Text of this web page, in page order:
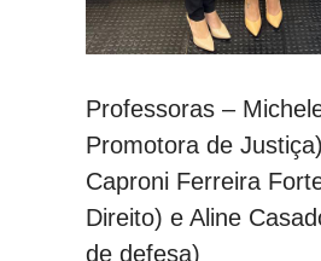
Professoras –
Promotora de
Caproni Ferreira
Direito) e Aline
de defesa)